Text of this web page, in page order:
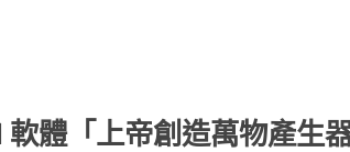
體「上帝創造萬物產生